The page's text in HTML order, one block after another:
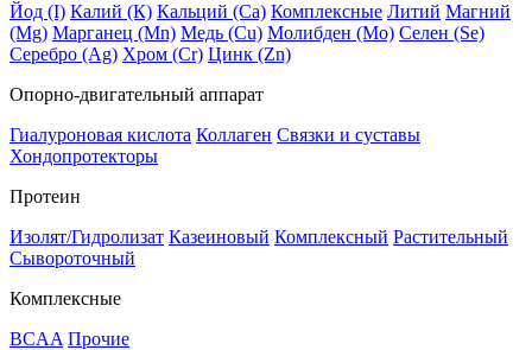
Йод (I) Калий (К) Кальций (Са) Комплексные Литий Магний
(Mg) Марганец (Mn) Медь (Сu) Молибден (Мо) Селен (Se)
Серебро (Ag) Хром (Cr) Цинк (Zn)
Опорно-двигательный аппарат
Гиалуроновая кислота Коллаген Связки и суставы
Хондопротекторы
Протеин
Изолят/Гидролизат Казеиновый Комплексный Растительный
Сывороточный
Комплексные
BCAA Прочие